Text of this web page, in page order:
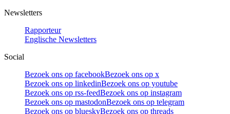
Newsletters
Rapporteur
Englische Newsletters
Social
Bezoek ons op facebookBezoek ons op x
Bezoek ons op linkedinBezoek ons op youtube
Bezoek ons op rss-feedBezoek ons op instagram
Bezoek ons op mastodonBezoek ons op telegram
Bezoek ons op blueskyBezoek ons op threads